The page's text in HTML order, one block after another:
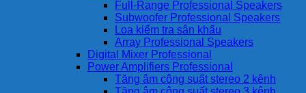
Full-Range Professional Speakers
Subwoofer Professional Speakers
Loa kiểm tra sân khấu
Array Professional Speakers
Digital Mixer Professional
Power Amplifiers Professional
Tăng âm công suất stereo 2 kênh